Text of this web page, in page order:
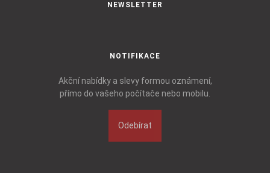
NEWSLETTER
NOTIFIKACE
Akční nabídky a slevy formou oznámení,
přímo do vašeho počítače nebo mobilu.
Odebírat